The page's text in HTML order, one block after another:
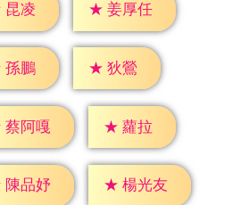
昆凌 ★ 姜厚任
孫鵬 ★ 狄鶯
蔡阿嘎 ★ 蘿拉
陳品妤 ★ 楊光友